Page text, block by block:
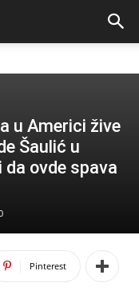
u Americi žive
Šaulić u
ovde spava
Pinterest